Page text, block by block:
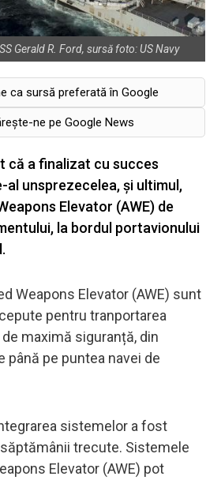
Gerald R. Ford, sursă foto: US Navy
ca sursă preferată în Google
ne pe Google News
că a finalizat cu succes
al unsprezecelea, și ultimul,
Elevator (AWE) de
la bordul portavionului
Weapons Elevator (AWE) sunt
pentru tranportarea
maximă siguranță, din
până pe puntea navei de
sistemelor a fost
trecute. Sistemele
Elevator (AWE) pot